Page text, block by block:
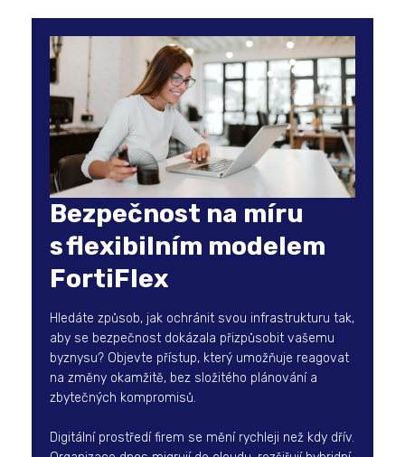
Bezpečnost na míru
s flexibilním modelem
FortiFlex
Hledáte způsob, jak ochránit svou infrastrukturu tak,
aby se bezpečnost dokázala přizpůsobit vašemu
byznysu? Objevte přístup, který umožňuje reagovat
na změny okamžitě, bez složitého plánování a
zbytečných kompromisů.
Digitální prostředí firem se mění rychleji než kdy dřív.